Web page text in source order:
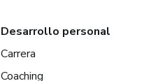
Desarrollo personal
Carrera
Coaching